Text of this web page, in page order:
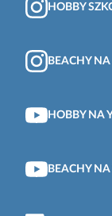
HOBBY
BEACHY
HOBBY NA
BEACHY